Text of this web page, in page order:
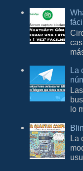
La
lo
La